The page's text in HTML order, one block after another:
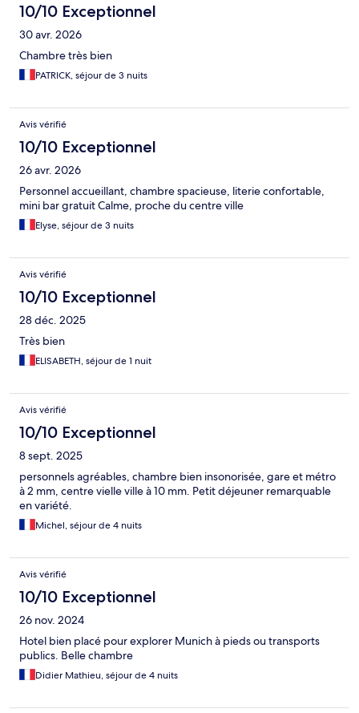
10/10 Exceptionnel
30 avr. 2026
Chambre très bien
PATRICK, séjour de 3 nuits
Avis vérifié
10/10 Exceptionnel
26 avr. 2026
Personnel accueillant, chambre spacieuse, literie confortable,
mini bar gratuit Calme, proche du centre ville
Elyse, séjour de 3 nuits
Avis vérifié
10/10 Exceptionnel
28 déc. 2025
Très bien
ELISABETH, séjour de 1 nuit
Avis vérifié
10/10 Exceptionnel
8 sept. 2025
personnels agréables, chambre bien insonorisée, gare et métro
à 2 mm, centre vielle ville à 10 mm. Petit déjeuner remarquable
en variété.
Michel, séjour de 4 nuits
Avis vérifié
10/10 Exceptionnel
26 nov. 2024
Hotel bien placé pour explorer Munich à pieds ou transports
publics. Belle chambre
Didier Mathieu, séjour de 4 nuits